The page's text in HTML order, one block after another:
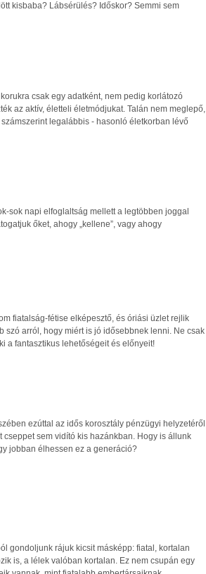
kisbaba? Lábsérülés? Időskor? Semmi sem
csak egy adatként, nem pedig korlátozó
az aktív, életteli életmódjukat. Talán nem meglepő,
legalábbis - hasonló életkorban lévő
sok napi elfoglaltság mellett a legtöbben joggal
őket, ahogy „kellene”, vagy ahogy
fiatalság-fétise elképesztő, és óriási üzlet rejlik
szó arról, hogy miért is jó idősebbnek lenni. Ne csak
a fantasztikus lehetőségeit és előnyeit!
ezúttal az idős korosztály pénzügyi helyzetéről
sem vidító kis hazánkban. Hogy is állunk
jobban élhessen ez a generáció?
gondoljunk rájuk kicsit másképp: fiatal, kortalan
is, a lélek valóban kortalan. Ez nem csupán egy